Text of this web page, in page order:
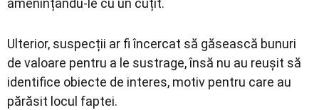
amenințându-le cu un cuțit.
Ulterior, suspecții ar fi încercat să găsească bunuri
de valoare pentru a le sustrage, însă nu au reușit să
identifice obiecte de interes, motiv pentru care au
părăsit locul faptei.